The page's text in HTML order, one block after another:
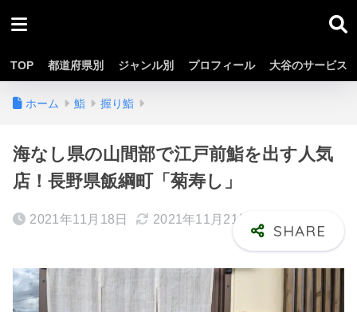
TOP 都道府県別 ジャンル別 プロフィール 大谷のサービス
ホーム 鮨 握り鮨
海なし県の山間部で江戸前鮨を出す人気
店！長野県飯綱町「菊寿し」
2021年11月18日 2021年11月21日